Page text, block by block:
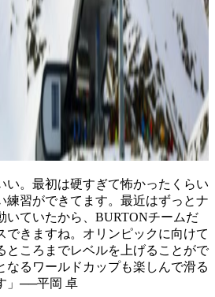
い。最初は硬すぎて怖かったくらい
練習ができてます。最近はずっとナ
いていたから、BURTONチームだ
できますね。オリンピックに向けて
ところまでレベルを上げることがで
なるワールドカップも楽しんで滑る
」──平岡 卓